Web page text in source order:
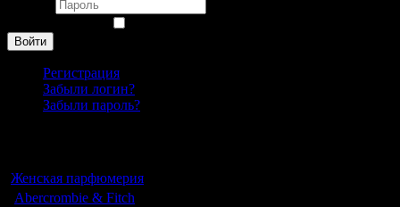
Войти
Регистрация
Забыли логин?
Забыли пароль?
Женская парфюмерия
Abercrombie & Fitch